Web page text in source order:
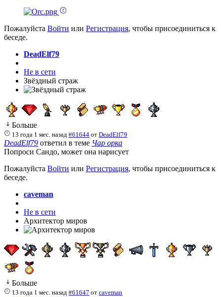
Пожалуйста Войти или Регистрация, чтобы присоединиться к
беседе.
DeadElf79
Не в сети
Звёздный страж
Больше
13 года 1 мес. назад #61644 отDeadElf79
DeadElf79 ответил в теме Чар орка
Попроси Сандо, может она нарисует
Пожалуйста Войти или Регистрация, чтобы присоединиться к
беседе.
caveman
Не в сети
Архитектор миров
Больше
13 года 1 мес. назад #61647 отcaveman